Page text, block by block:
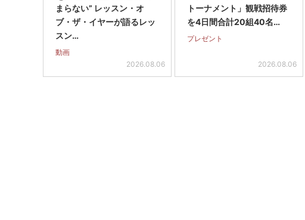
まらない” レッスン・オ
ブ・ザ・イヤーが語るレッ
スン…
動画
2026.08.06
トーナメント」観戦招待券
を4日間合計20組40名…
プレゼント
2026.08.06